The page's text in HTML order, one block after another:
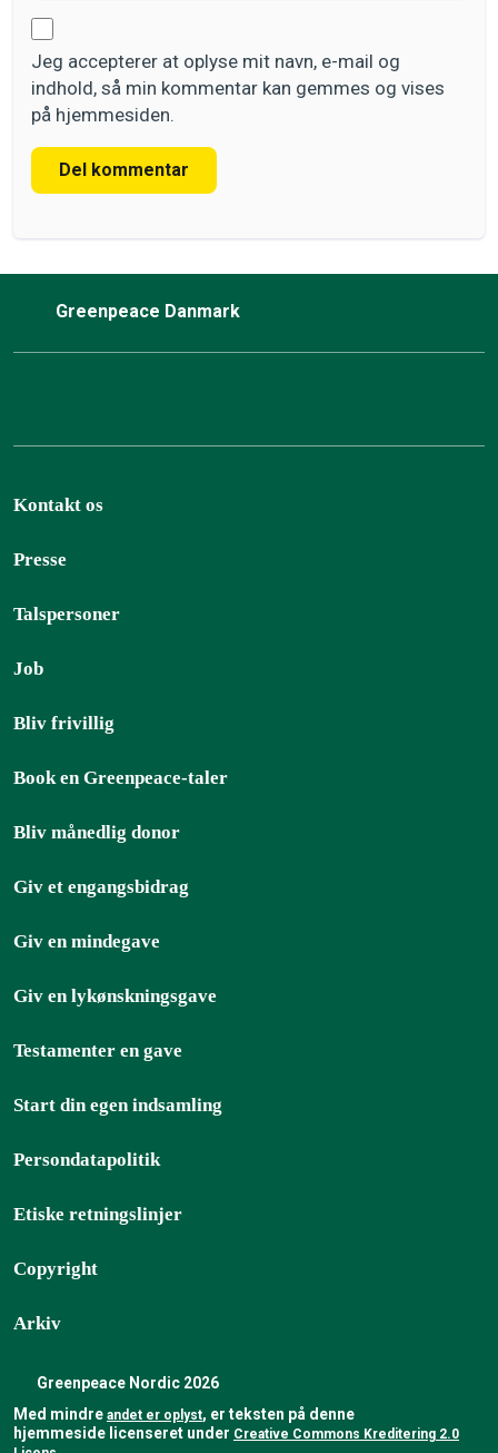
Jeg accepterer at oplyse mit navn, e-mail og
indhold, så min kommentar kan gemmes og vises
på hjemmesiden.
Del kommentar
Greenpeace Danmark
Kontakt os
Presse
Talspersoner
Job
Bliv frivillig
Book en Greenpeace-taler
Bliv månedlig donor
Giv et engangsbidrag
Giv en mindegave
Giv en lykønskningsgave
Testamenter en gave
Start din egen indsamling
Persondatapolitik
Etiske retningslinjer
Copyright
Arkiv
Greenpeace Nordic 2026
Med mindre andet er oplyst, er teksten på denne
hjemmeside licenseret under Creative Commons Kreditering 2.0